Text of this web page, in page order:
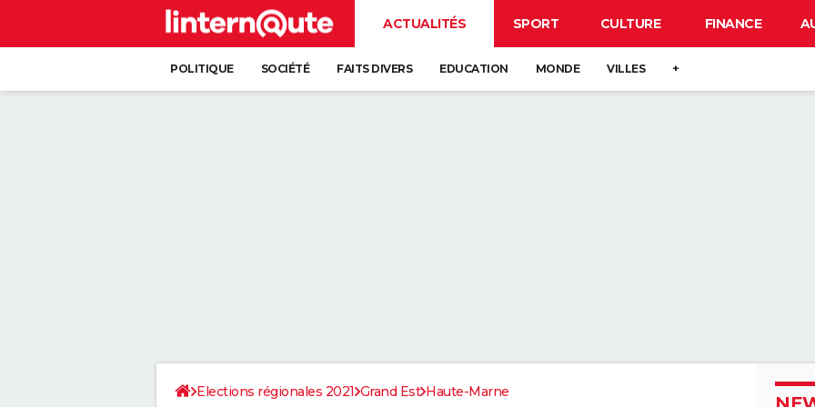
ACTUALITÉS SPORT CULTURE FINANCE
POLITIQUE SOCIÉTÉ FAITS DIVERS EDUCATION MONDE VILLES +
Elections régionales 2021 Grand Est Haute-Marne